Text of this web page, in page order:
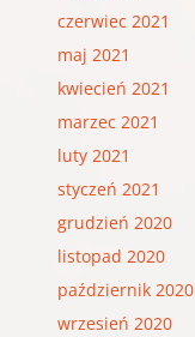
czerwiec 2021
maj 2021
kwiecień 2021
marzec 2021
luty 2021
styczeń 2021
grudzień 2020
listopad 2020
październik 2020
wrzesień 2020